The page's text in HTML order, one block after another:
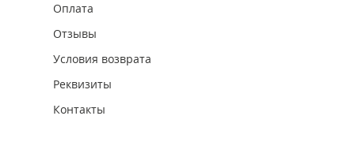
Оплата
Отзывы
Условия возврата
Реквизиты
Контакты